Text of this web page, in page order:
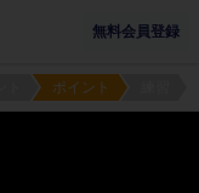
無料会員登録
ポイント